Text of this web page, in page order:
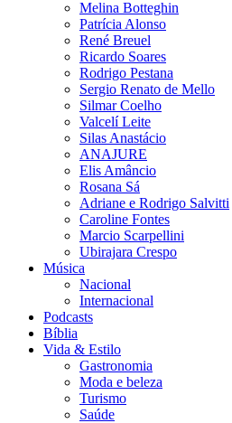
Melina Botteghin
Patrícia Alonso
René Breuel
Ricardo Soares
Rodrigo Pestana
Sergio Renato de Mello
Silmar Coelho
Valcelí Leite
Silas Anastácio
ANAJURE
Elis Amâncio
Rosana Sá
Adriane e Rodrigo Salvitti
Caroline Fontes
Marcio Scarpellini
Ubirajara Crespo
Música
Nacional
Internacional
Podcasts
Bíblia
Vida & Estilo
Gastronomia
Moda e beleza
Turismo
Saúde